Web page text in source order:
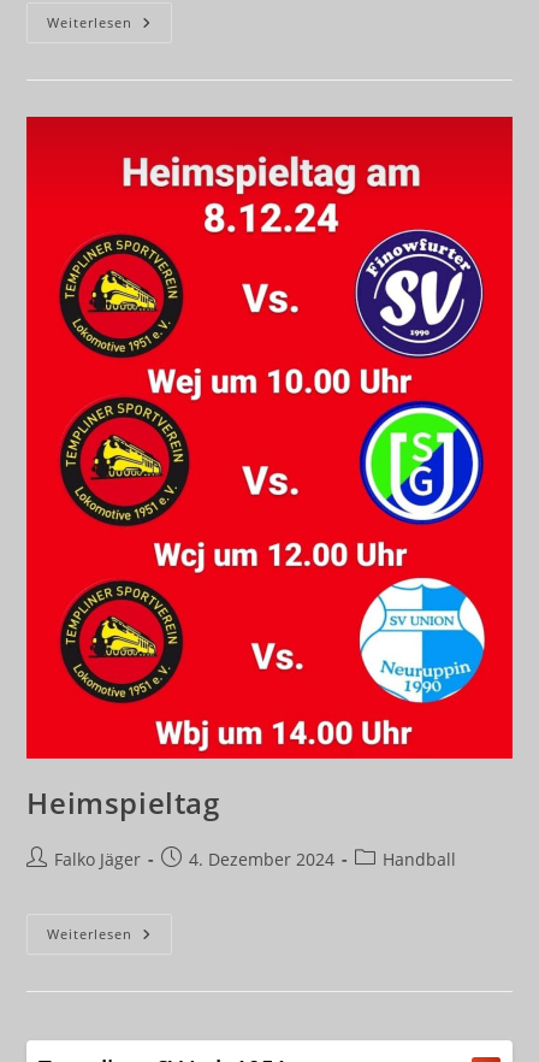
Weiterlesen Heimspieltag
Heimspieltag
Beitrags-
Falko Jäger
Beitrag4. Dezember 2024
Beitrags-
Handball
Weiterlesen Heimspieltag